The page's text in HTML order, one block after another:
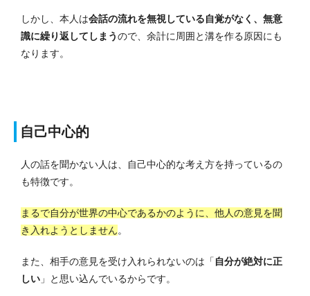
しかし、本人は会話の流れを無視している自覚がなく、無意
識に繰り返してしまうので、余計に周囲と溝を作る原因にも
なります。
自己中心的
人の話を聞かない人は、自己中心的な考え方を持っているの
も特徴です。
まるで自分が世界の中心であるかのように、他人の意見を聞
き入れようとしません。
また、相手の意見を受け入れられないのは「 自分が絶対に正
しい 」と思い込んでいるからです。